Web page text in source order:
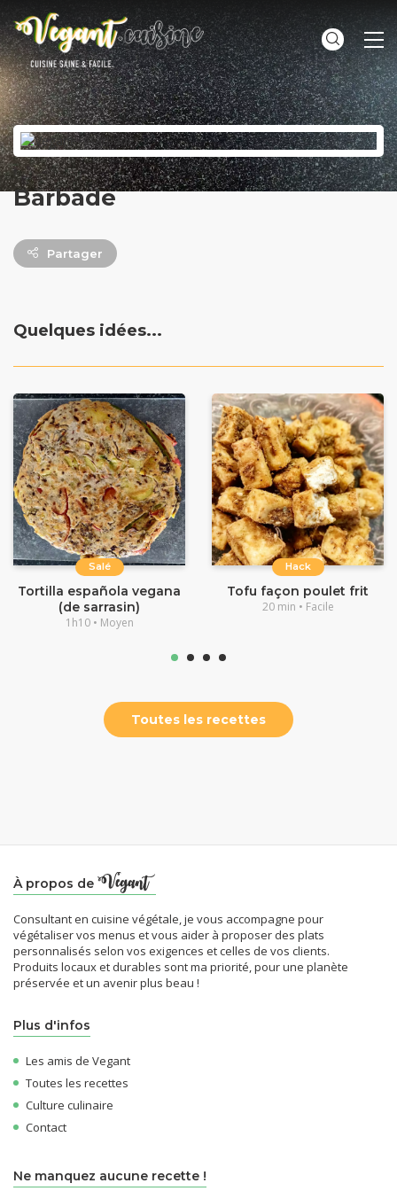
Barbade
Partager
Quelques idées...
Salé
Tortilla española vegana
(de sarrasin)
1h10 • Moyen
Hack
Tofu façon poulet frit
20 min • Facile
Toutes les recettes
À propos de
Consultant en cuisine végétale, je vous accompagne pour
végétaliser vos menus et vous aider à proposer des plats
personnalisés selon vos exigences et celles de vos clients.
Produits locaux et durables sont ma priorité, pour une planète
préservée et un avenir plus beau !
Plus d'infos
Les amis de Vegant
Toutes les recettes
Culture culinaire
Contact
Ne manquez aucune recette !